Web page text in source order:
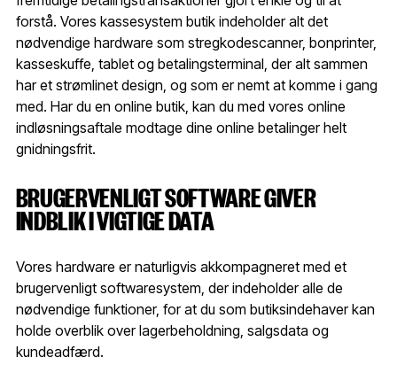
forstå. Vores kassesystem butik indeholder alt det
nødvendige hardware som stregkodescanner, bonprinter,
kasseskuffe, tablet og betalingsterminal, der alt sammen
har et strømlinet design, og som er nemt at komme i gang
med. Har du en online butik, kan du med vores online
indløsningsaftale modtage dine online betalinger helt
gnidningsfrit.
BRUGERVENLIGT SOFTWARE GIVER
INDBLIK I VIGTIGE DATA
Vores hardware er naturligvis akkompagneret med et
brugervenligt softwaresystem, der indeholder alle de
nødvendige funktioner, for at du som butiksindehaver kan
holde overblik over lagerbeholdning, salgsdata og
kundeadfærd.